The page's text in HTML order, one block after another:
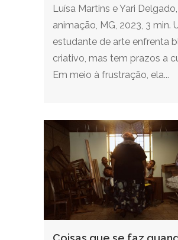
Luísa Martins e Yari Delgado,
animação, MG, 2023, 3 min.
estudante de arte enfrenta
criativo, mas tem prazos a
Em meio à frustração, ela...